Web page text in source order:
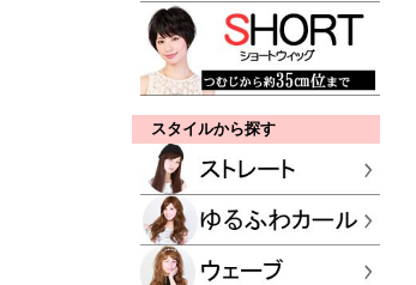
スタイルから探す